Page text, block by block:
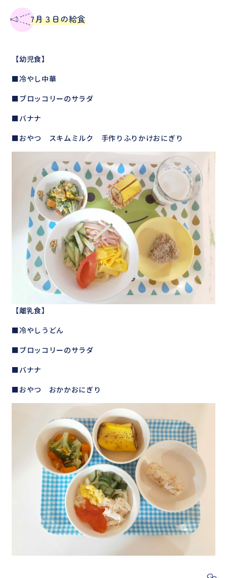
7月３日の給食
【幼児食】
■冷やし中華
■ブロッコリーのサラダ
■バナナ
■おやつ スキムミルク 手作りふりかけおにぎり
【離乳食】
■冷やしうどん
■ブロッコリーのサラダ
■バナナ
■おやつ おかかおにぎり